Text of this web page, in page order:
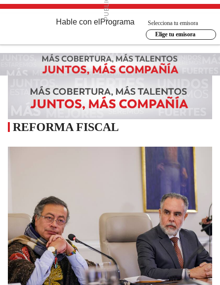
Hable con el Programa
Selecciona tu emisora
Elige tu emisora
REFORMA FISCAL